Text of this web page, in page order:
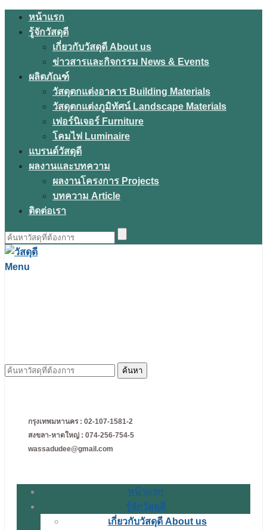
Skip
หน้าแรก
รู้จักวัสดุดี
เกี่ยวกับวัสดุดี About us
ข่าวสารและกิจกรรม News & Events
ผลิตภัณฑ์
วัสดุตกแต่งอาคาร Building Materials
วัสดุตกแต่งภูมิทัศน์ Landscape Materials
เฟอร์นิเจอร์ Furniture
โคมไฟ Luminaire
แบรนด์วัสดุดี
ผลงานและบทความ
ผลงานโครงการ Projects
บทความ Article
ติดต่อเรา
ค้นหา
สำหรับ:
Menu
ค้นหา
กรุงเทพมหานคร : 02-107-1581-2
สงขลา-หาดใหญ่ : 074-256-754-5
wassadudee@gmail.com
หน้าแรก
รู้จักวัสดุดี
เกี่ยวกับวัสดุดี About us